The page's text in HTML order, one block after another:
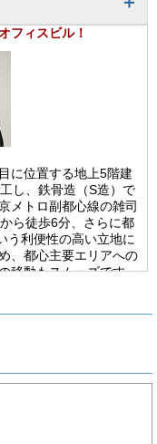
フィスビル！
に位置する地上5階建
し、鉄骨造（S造）で
メトロ副都心線の雑司
ら徒歩6分、さらに都
う利便性の高い立地に
、都心主要エリアへの
移動もスムーズです。
置されており、各フ
た温度調整が可能で、
長時間の執務にも適し
回線が導入されている
続が可能です。これに
ン会議、クラウドサー